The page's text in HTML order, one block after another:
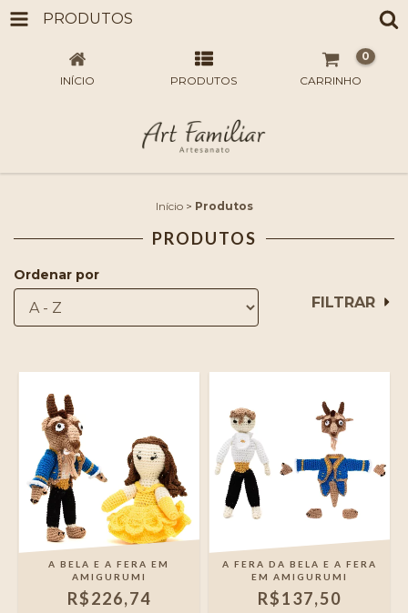
PRODUTOS
INÍCIO PRODUTOS CARRINHO
0
Início > Produtos
PRODUTOS
Ordenar por
FILTRAR
A BELA E A FERA EM
AMIGURUMI
R$226,74
A FERA DA BELA E A FERA
EM AMIGURUMI
R$137,50